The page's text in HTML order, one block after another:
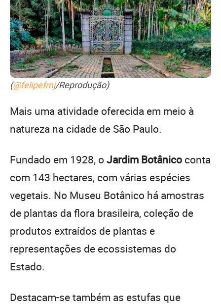
(@felipefmj/Reprodução)
Mais uma atividade oferecida em meio à
natureza na cidade de São Paulo.
Fundado em 1928, o Jardim Botânico conta
com 143 hectares, com várias espécies
vegetais. No Museu Botânico há amostras
de plantas da flora brasileira, coleção de
produtos extraídos de plantas e
representações de ecossistemas do
Estado.
Destacam-se também as estufas que